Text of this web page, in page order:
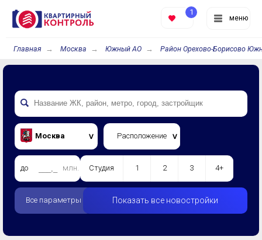
меню
1
Главная Москва Южный АО Район Орехово-Борисово
Москва Расположение
до млн. Студия 1 2 3 4+
Все параметры Показать все новостройки